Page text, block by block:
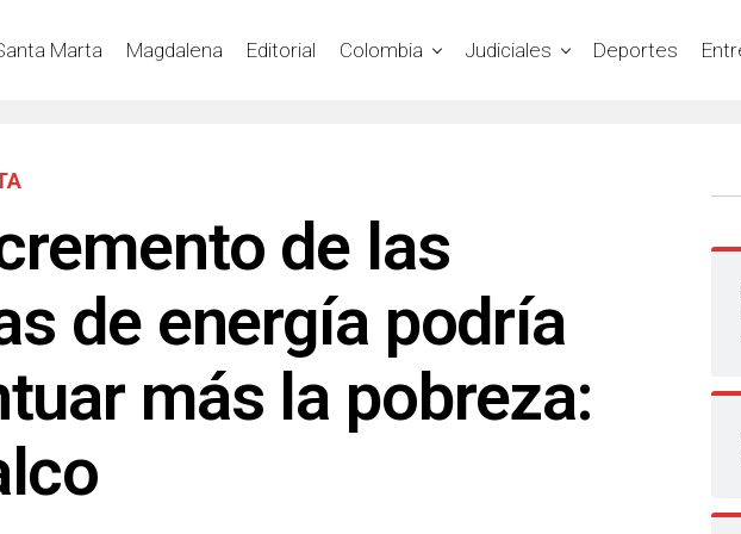
Marta Magdalena Editorial Colombia Judiciales Deportes
de las
de energía podría
más la pobreza: